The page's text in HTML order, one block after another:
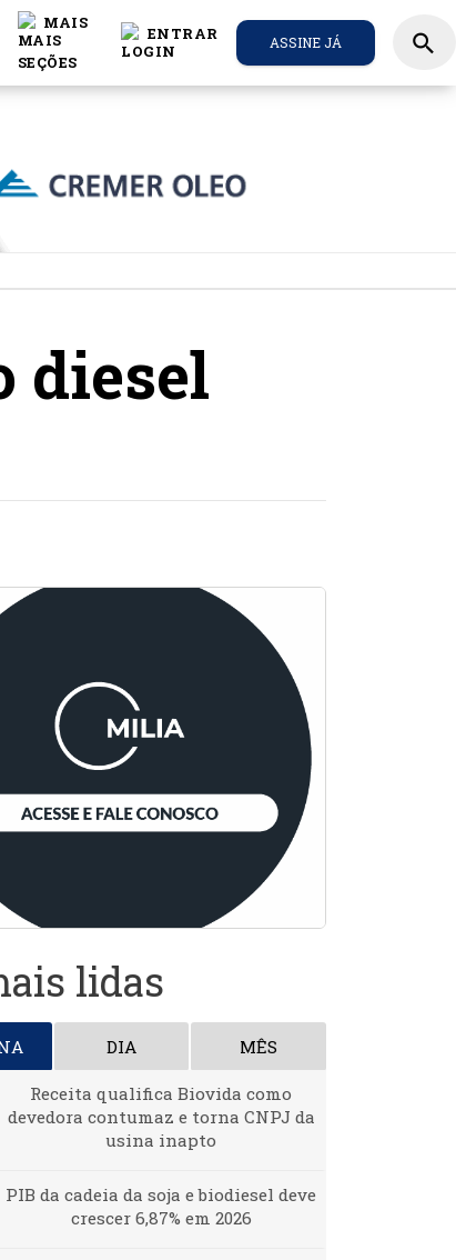
MAIS
ENTRAR ASSINE JÁ search
diesel
lidas
DIA MÊS
Receita qualifica Biovida como
devedora contumaz e torna CNPJ da
usina inapto
PIB da cadeia da soja e biodiesel deve
crescer 6,87% em 2026